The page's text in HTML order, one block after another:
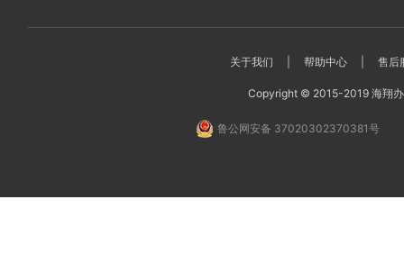
关于我们 帮助中心 售后
Copyright © 2015-2019 海翔
鲁公网安备 37020302370381号